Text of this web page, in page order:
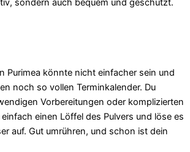
sondern auch bequem und geschützt.
Purimea könnte nicht einfacher sein und
noch so vollen Terminkalender. Du
Vorbereitungen oder komplizierten
einen Löffel des Pulvers und löse es
auf. Gut umrühren, und schon ist dein